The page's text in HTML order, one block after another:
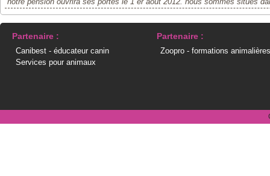
Partenaire :
Canibest - éducateur canin
Services pour animaux
Partenaire :
Zoopro - formations animalières